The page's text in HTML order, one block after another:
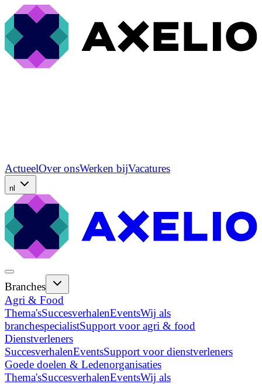
ActueelOver onsWerken bijVacatures
nl
Branches
Agri & Food
Thema'sSuccesverhalenEventsWij als
branchespecialistSupport voor agri & food
Dienstverleners
SuccesverhalenEventsSupport voor dienstverleners
Goede doelen & Ledenorganisaties
Thema'sSuccesverhalenEventsWij als